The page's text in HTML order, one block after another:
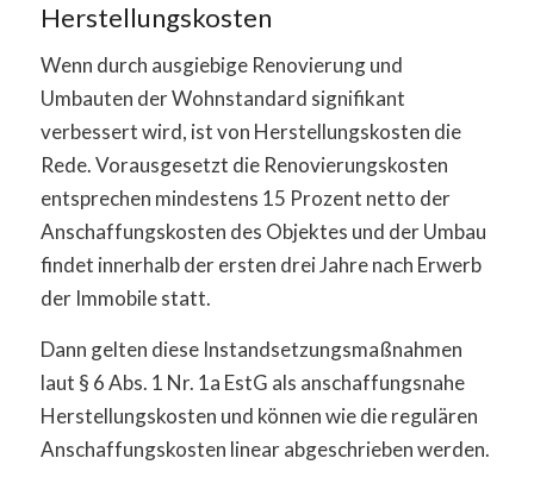
Herstellungskosten
Wenn durch ausgiebige Renovierung und
Umbauten der Wohnstandard signifikant
verbessert wird, ist von Herstellungskosten die
Rede. Vorausgesetzt die Renovierungskosten
entsprechen mindestens 15 Prozent netto der
Anschaffungskosten des Objektes und der Umbau
findet innerhalb der ersten drei Jahre nach Erwerb
der Immobile statt.
Dann gelten diese Instandsetzungsmaßnahmen
laut § 6 Abs. 1 Nr. 1a EstG als anschaffungsnahe
Herstellungskosten und können wie die regulären
Anschaffungskosten linear abgeschrieben werden.